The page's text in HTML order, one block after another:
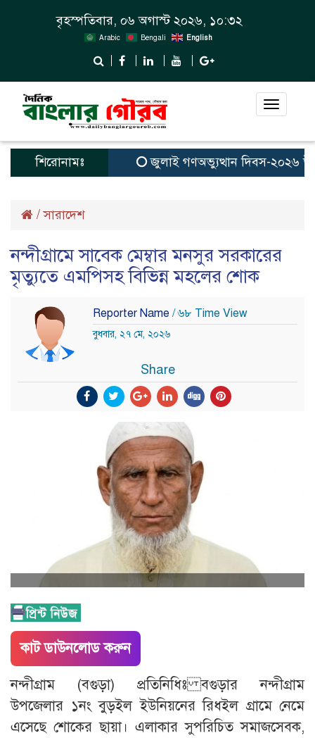
বৃহস্পতিবার, ০৬ অগাস্ট ২০২৬, ১০:৩২
Arabic Bengali English
Toggle
শিরোনামঃ জুলাই গণঅভ্যুত্থান দিবস-২০২৬
/সারাদেশ
নন্দীগ্রামে সাবেক মেম্বার মনসুর সরকারের
মৃত্যুতে এমপিসহ বিভিন্ন মহলের শোক
Reporter Name / ৬৮ Time View
বুধবার, ২৭ মে, ২০২৬
Share
কাট ডাউনলোড করুন
নন্দীগ্রাম (বগুড়া) প্রতিনিধিঃ বগুড়ার নন্দীগ্রাম
উপজেলার ১নং বুড়ইল ইউনিয়নের রিধইল গ্রামে নেমে
এসেছে শোকের ছায়া। এলাকার সুপরিচিত সমাজসেবক,